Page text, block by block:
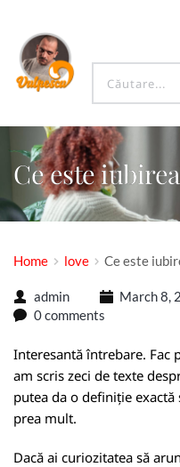
Ce este
Home love Ce este
admin March 8,
0 comments
Interesantă întrebare. Fac
am scris zeci de texte
putea da o definiție
prea mult.
Dacă ai curiozitatea să